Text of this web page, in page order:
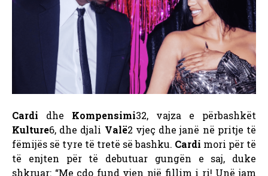
Cardi dhe Kompensimi32, vajza e përbashkët
Kulture6, dhe djali Valë2 vjeç dhe janë në pritje të
fëmijës së tyre të tretë së bashku. Cardi mori për të
të enjten për të debutuar gungën e saj, duke
shkruar: “Me çdo fund vjen një fillim i ri! Unë jam